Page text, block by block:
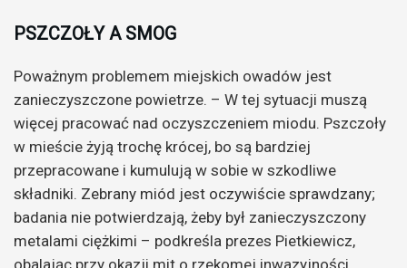
PSZCZOŁY A SMOG
Poważnym problemem miejskich owadów jest
zanieczyszczone powietrze. – W tej sytuacji muszą
więcej pracować nad oczyszczeniem miodu. Pszczoły
w mieście żyją trochę krócej, bo są bardziej
przepracowane i kumulują w sobie w szkodliwe
składniki. Zebrany miód jest oczywiście sprawdzany;
badania nie potwierdzają, żeby był zanieczyszczony
metalami ciężkimi – podkreśla prezes Pietkiewicz,